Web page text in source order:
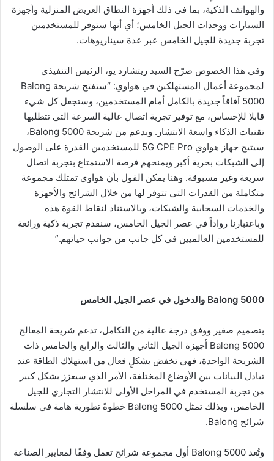
ا
والهواتف الذكية، بما في ذلك أجهزة النطاق العريض المنزلية وأجهزة
السيارات ووحدات الجيل الخامس؛ أي أنها ستوفر للمستخدمين
تجربة جديدة للجيل الخامس عبر عدة سيناريوهات.
وفي هذا الخصوص صرّح السيد ريتشارد يو، الرئيس التنفيذي
لمجموعة أعمال المستهلكين في هواوي: “ستفتح شريحة Balong
5000 آفاقاً جديدة بالكامل أمام المستخدمين، وستجعل كل شيء
قابلا للإحساس، مع توفير تجربة اتصال عالية السرعة التي تتطلبها
تقنيات الذكاء واسعة الانتشار. وبدعم من شريحة Balong 5000،
سيتيح جهاز هواوي 5G CPE Pro للمستخدمين القدرة على الوصول
إلى الشبكات بحرية أكبر ويمنحهم فرصة الاستمتاع بتجربة اتصال
سريعة وغير مسبوقة. وهنا يمكن القول بأن هواوي تمتلك مجموعة
متكاملة من القدرات التي تتوفر لها من خلال الشرائح والأجهزة
والخدمات السحابية والشبكات، وبالاستناد لنقاط القوة هذه
وباعتبارنا رواداً في عصر الجيل الخامس، سنقدم تجربة ذكية ورائعة
للمستخدمين العالميين في كل جانب من جوانب حياتهم.”
Balong 5000 والدخول في عصر الجيل الخامس
بتصميم صغير ووفق درجة عالية من التكامل، تدعم شريحة المعالج
Balong 5000 أجهزة الجيل الثاني والثالث والرابع والخامس ذات
الشريحة الواحدة، فهي تخفض بشكلٍ فعال من استهلاك الطاقة عند
تبادل البيانات بين الأوضاع المختلفة، الأمر الذي سيعزز بشكل كبير
من تجربة المستخدم في المراحل الأولى للانتشار التجاري للجيل
الخامس، وبذلك تمثل Balong 5000 خطوةً تطورية هامة في سلسلة
شرائح Balong.
وتُعد Balong 5000 أول مجموعة شرائح تعمل وفقًا لمعايير الصناعة